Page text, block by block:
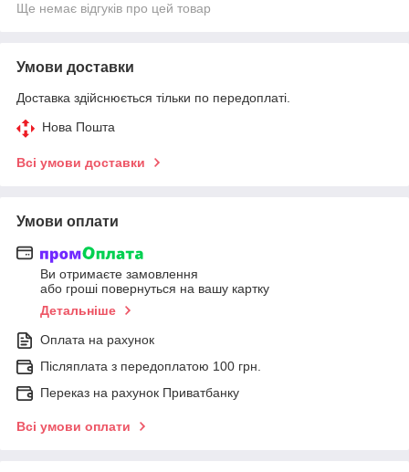
Ще немає відгуків про цей товар
Умови доставки
Доставка здійснюється тільки по передоплаті.
Нова Пошта
Всі умови доставки
Умови оплати
Ви отримаєте замовлення
або гроші повернуться на вашу картку
Детальніше
Оплата на рахунок
Післяплата з передоплатою 100 грн.
Переказ на рахунок Приватбанку
Всі умови оплати